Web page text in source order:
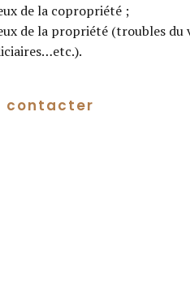
de la copropriété ;
de la propriété (troubles du
contacter